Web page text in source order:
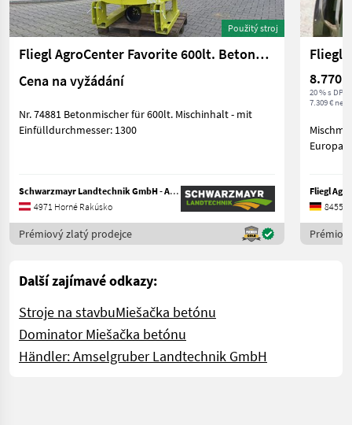
Použitý stroj
Fliegl AgroCenter Favorite 600lt. Betonmischer
Cena na vyžádání
Nr. 74881 Betonmischer für 600lt. Mischinhalt - mit
Einfülldurchmesser: 1300
Schwarzmayr Landtechnik GmbH - Aurolzmünster
4971 Horné Rakúsko
Prémiový zlatý prodejce
20 % s DPH
7.309 €
Mischmeister
Fliegl
84556
Další zajímavé odkazy:
Stroje na stavbuMiešačka betónu
Dominator Miešačka betónu
Händler: Amselgruber Landtechnik GmbH